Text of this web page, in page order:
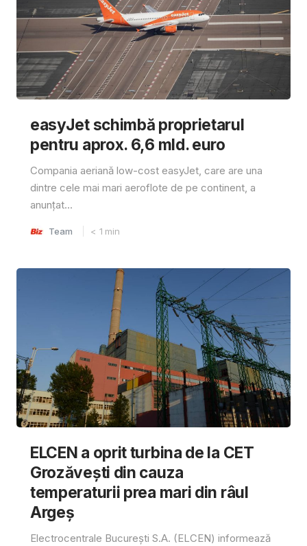
easyJet schimbă proprietarul
pentru aprox. 6,6 mld. euro
Compania aeriană low-cost easyJet, care are una
dintre cele mai mari aeroflote de pe continent, a
anunțat...
Team < 1 min
ELCEN a oprit turbina de la CET
Grozăvești din cauza
temperaturii prea mari din râul
Argeș
Electrocentrale București S.A. (ELCEN) informează